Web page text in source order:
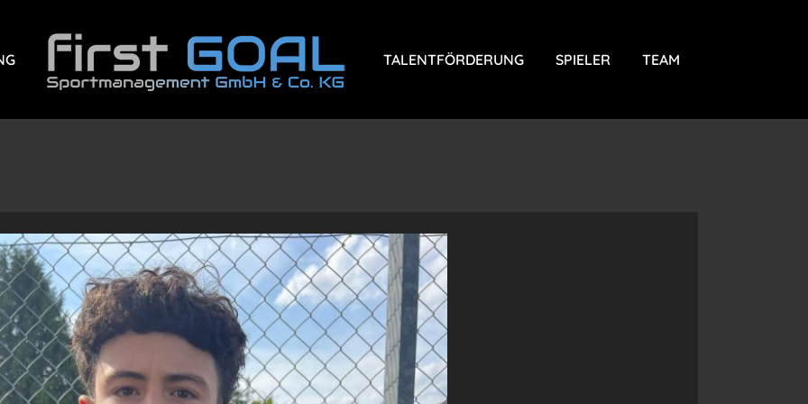
TALENTFÖRDERUNG SPIELER TEAM